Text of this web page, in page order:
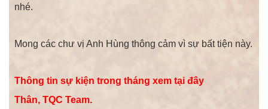
nhé.
Mong các chư vị Anh Hùng thông cảm vì sự bất tiện này.
Thông tin sự kiện trong tháng xem tại đây
Thân, TQC Team.